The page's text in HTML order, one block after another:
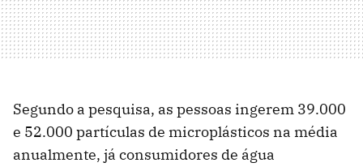
Segundo a pesquisa, as pessoas ingerem 39.000
e 52.000 partículas de microplásticos na média
anualmente, já consumidores de água